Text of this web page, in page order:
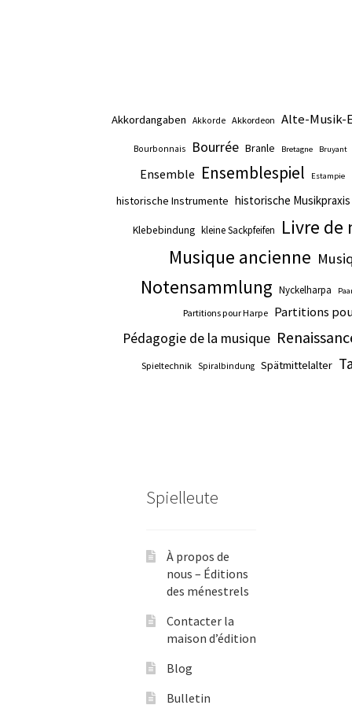
Akkordangaben Akkorde Akkordeon Alte-Musik-
Bourbonnais Bourrée Branle Bretagne Bruyant
Ensemble Ensemblespiel Estampie
historische Instrumente historische Musikpraxis
Klebebindung kleine Sackpfeifen
Livre de
Musique ancienne
Notensammlung Nyckelharpa
Partitions pour Harpe Partitions
Pédagogie de la musique
Spieltechnik Spiralbindung Spätmittelalter
Spielleute
À propos de
nous – Éditions
des ménestrels
Contacter la
maison d’édition
Blog
Bulletin